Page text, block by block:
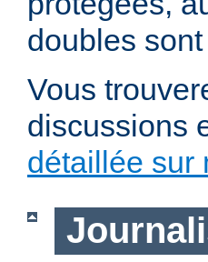
doubles
Vous
discussions
détaillée sur